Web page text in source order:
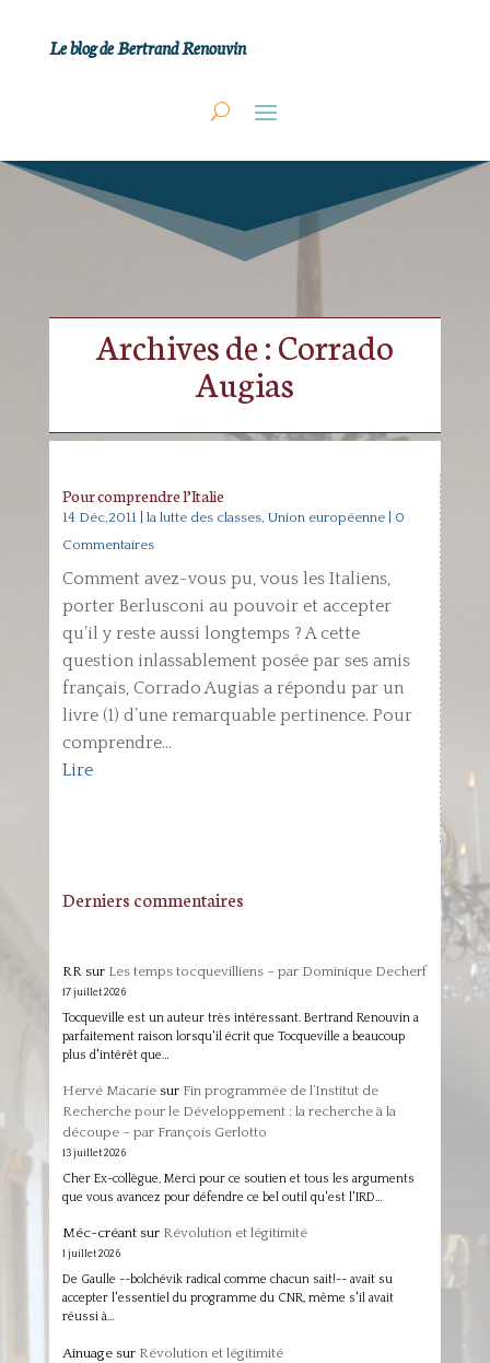
Le blog de Bertrand Renouvin
Archives de : Corrado
Augias
Pour comprendre l’Italie
14 Déc,2011 la lutte des classes, Union européenne| 0
Commentaires
Comment avez-vous pu, vous les Italiens,
porter Berlusconi au pouvoir et accepter
qu’il y reste aussi longtemps ? A cette
question inlassablement posée par ses amis
français, Corrado Augias a répondu par un
livre (1) d’une remarquable pertinence. Pour
comprendre...
Lire
Derniers commentaires
RRsur Les temps tocquevilliens – par Dominique Decherf
17 juillet 2026
Tocqueville est un auteur très intéressant. Bertrand Renouvin a
parfaitement raison lorsqu'il écrit que Tocqueville a beaucoup
plus d'intérêt que…
Hervé Macariesur Fin programmée de l’Institut de
Recherche pour le Développement : la recherche à la
découpe – par François Gerlotto
13 juillet 2026
Cher Ex-collègue, Merci pour ce soutien et tous les arguments
que vous avancez pour défendre ce bel outil qu'est l'IRD…
Méc-créantsur Révolution et légitimité
1 juillet 2026
De Gaulle --bolchévik radical comme chacun sait!-- avait su
accepter l'essentiel du programme du CNR, même s'il avait
réussi à…
Ainuagesur Révolution et légitimité